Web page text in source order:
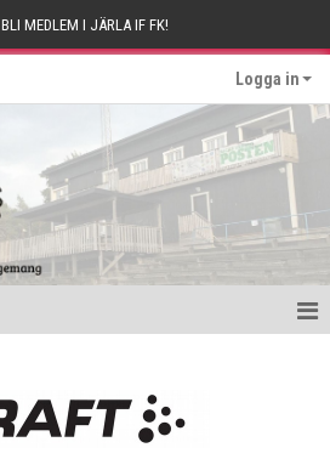
BLI MEDLEM I JÄRLA IF FK!
Logga in